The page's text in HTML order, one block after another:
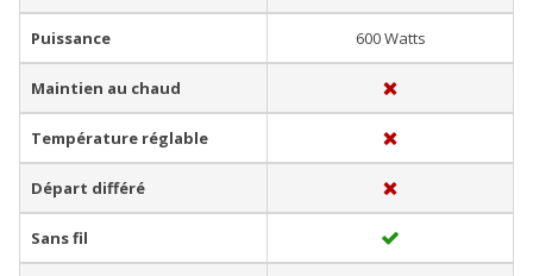
Puissance 600 Watts
Maintien au chaud
Température réglable
Départ différé
Sans fil